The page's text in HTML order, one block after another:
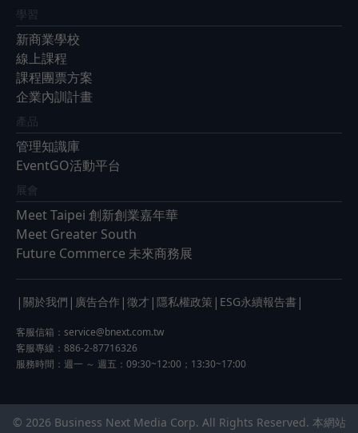
學習
新商業學校
線上課程
課程團票方案
企業內訓計畫
產品
管理知識庫
EventGO活動平台
展會
Meet Taipei 創新創業嘉年華
Meet Greater South
Future Commerce 未來商務展
| 關於我們 | 廣告合作 | 徵才 | 隱私權政策 | ESG永續報告書 |
客服信箱： service@bnext.com.tw
客服專線：886-2-87716326
服務時間：週一 ～ 週五：09:30~12:00；13:30~17:00
© 2026 Business Next Media Corp. All Rights Reserved. 本網站